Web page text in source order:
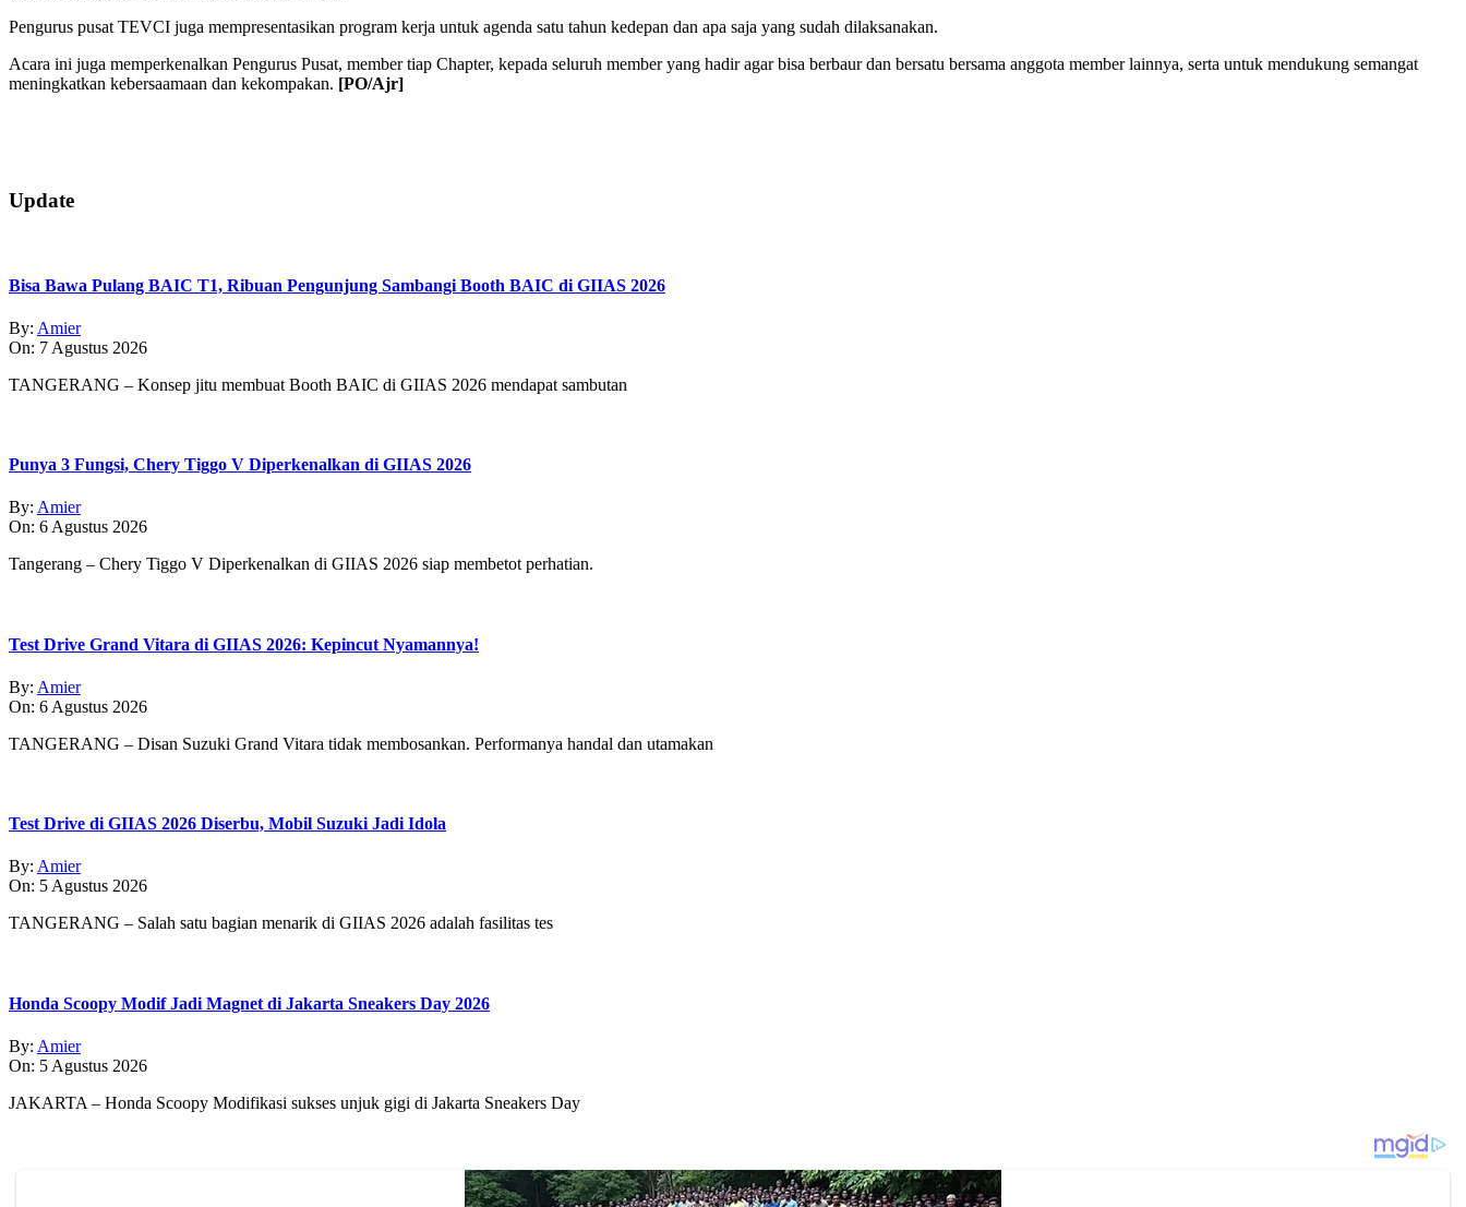
Pengurus pusat TEVCI juga mempresentasikan program kerja untuk agenda satu tahun kedepan dan apa saja yang sudah dilaksanakan.
Acara ini juga memperkenalkan Pengurus Pusat, member tiap Chapter, kepada seluruh member yang hadir agar bisa berbaur dan bersatu bersama anggota member lainnya, serta untuk mendukung semangat
meningkatkan kebersaamaan dan kekompakan. [PO/Ajr]
2018-
10-
Update
Bisa Bawa Pulang BAIC T1, Ribuan Pengunjung Sambangi Booth BAIC di GIIAS 2026
By: Amier
On: 7 Agustus 2026
TANGERANG – Konsep jitu membuat Booth BAIC di GIIAS 2026 mendapat sambutan
Punya 3 Fungsi, Chery Tiggo V Diperkenalkan di GIIAS 2026
By: Amier
On: 6 Agustus 2026
Tangerang – Chery Tiggo V Diperkenalkan di GIIAS 2026 siap membetot perhatian.
Test Drive Grand Vitara di GIIAS 2026: Kepincut Nyamannya!
By: Amier
On: 6 Agustus 2026
TANGERANG – Disan Suzuki Grand Vitara tidak membosankan. Performanya handal dan utamakan
Test Drive di GIIAS 2026 Diserbu, Mobil Suzuki Jadi Idola
By: Amier
On: 5 Agustus 2026
TANGERANG – Salah satu bagian menarik di GIIAS 2026 adalah fasilitas tes
Honda Scoopy Modif Jadi Magnet di Jakarta Sneakers Day 2026
By: Amier
On: 5 Agustus 2026
JAKARTA – Honda Scoopy Modifikasi sukses unjuk gigi di Jakarta Sneakers Day